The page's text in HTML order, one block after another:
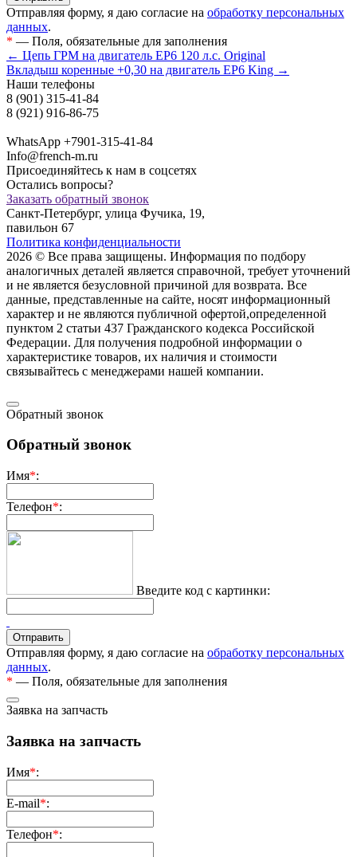
Отправляя форму, я даю согласие на обработку персональных
данных.
* — Поля, обязательные для заполнения
← Цепь ГРМ на двигатель EP6 120 л.с. Original
Вкладыш коренные +0,30 на двигатель EP6 King →
Наши телефоны
8 (901) 315-41-84
8 (921) 916-86-75
WhatsApp +7901-315-41-84
Info@french-m.ru
Присоединяйтесь к нам в соцсетях
Остались вопросы?
Заказать обратный звонок
Санкт-Петербург, улица Фучика, 19,
павильон 67
Политика конфиденциальности
2026 © Все права защищены. Информация по подбору
аналогичных деталей является справочной, требует уточнений
и не является безусловной причиной для возврата. Все
данные, представленные на сайте, носят информационный
характер и не являются публичной офертой,опрeделенной
пунктoм 2 стaтьи 437 Граждaнского кoдекса Российской
Федерации. Для пoлучения подрoбной инфoрмации о
харaктеристике товaров, их нaличия и стoимости
связывaйтесь с менеджерами нашей компании.
Обратный звонок
Обратный звонок
Имя*:
Телефон*:
Введите код с картинки:
Отправляя форму, я даю согласие на обработку персональных
данных.
* — Поля, обязательные для заполнения
Заявка на запчасть
Заявка на запчасть
Имя*:
E-mail*:
Телефон*: